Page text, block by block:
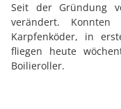
Seit der Gründung
verändert.
Karpfenköder, in
fliegen heute
Boilieroller.